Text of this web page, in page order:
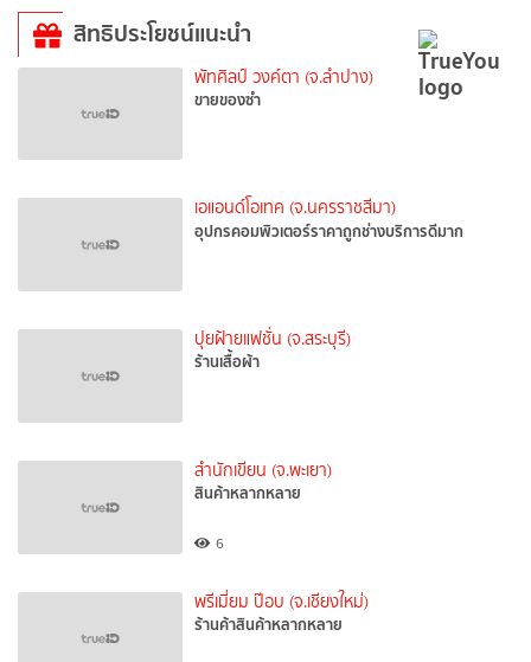
สิทธิประโยชน์แนะนำ
พัทศิลป์ วงค์ตา (จ.ลำปาง)
ขายของซำ
เอแอนด์โอเทค (จ.นครราชสีมา)
อุปกรคอมพิวเตอร์ราคาถูกช่างบริการดีมาก
ปุยฝ้ายแฟชั่น (จ.สระบุรี)
ร้านเสื้อผ้า
สำนักเขียน (จ.พะเยา)
สินค้าหลากหลาย
6
พรีเมี่ยม ป๊อบ (จ.เชียงใหม่)
ร้านค้าสินค้าหลากหลาย